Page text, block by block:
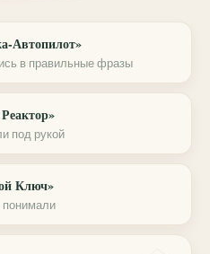
Автопилот»
в правильные фразы
под рукой
Ключ»